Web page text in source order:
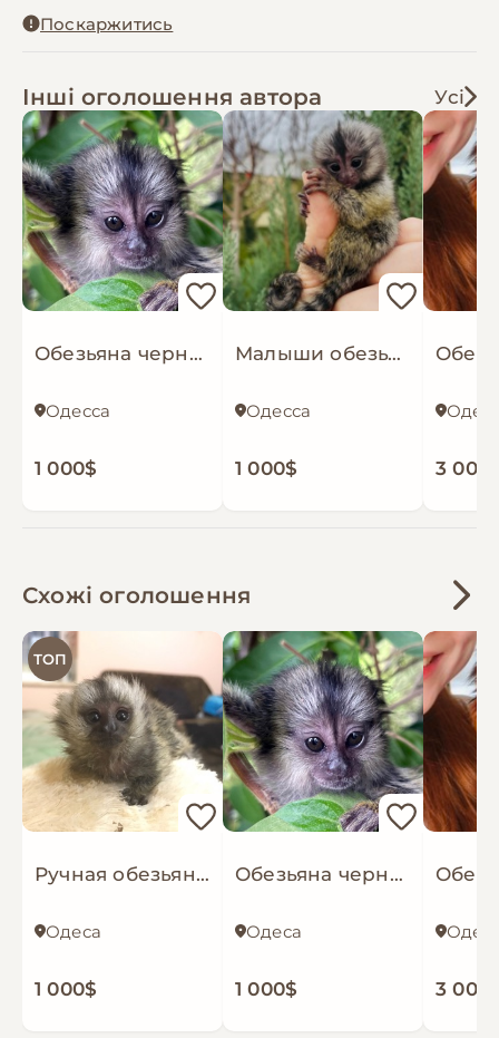
Поскаржитись
Інші оголошення автора Усі
Обезьяна черноухая игрунка обезьянка ручная
Одесса
1 000$
Малыши обезьяны белоухая игрунка обезьянки мармозетки
Одесса
1 000$ 3
Схожі оголошення
ТОП
Ручная обезьяна игрунка обезьянка мармозетка мини мартышка примат домашний
Одеса
1 000$
Обезьяна черноухая игрунка обезьянка ручная
Одеса
1 000$ 3